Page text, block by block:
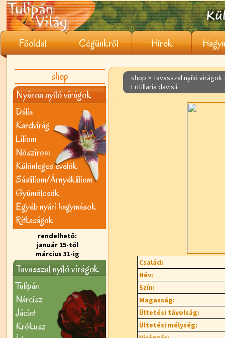
Főoldal Cégünkről Hírek
shop
Nyáron nyíló virágok
Dália
Kardvirág
Liliom
Nõszirom
Különleges évelõk
Sásliliom/Árnyékliliom
Gyümölcsök
Egyéb nyári hagymások
Ritkaságok
rendelhető:
január 15-től
március 31-ig
Tavasszal nyíló virágok
Tulipán
Nárcisz
Jácint
Krókusz
shop > Tavasszal nyíló virágok
Fritillaria davisii
Család:
Név:
Szín:
Magasság:
Ültetési távolság:
Ültetési mélység: